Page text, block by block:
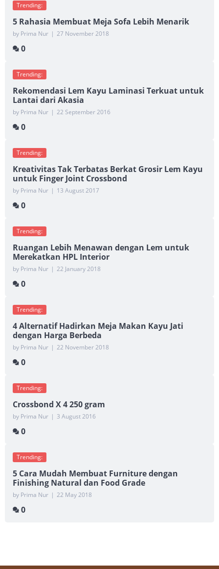
Trending:
5 Rahasia Membuat Meja Sofa Lebih Menarik
by Prima Nur | 27 November 2018
0
Trending:
Rekomendasi Lem Kayu Laminasi Terkuat untuk
Lantai dari Akasia
by Prima Nur | 22 September 2016
0
Trending:
Kreativitas Tak Terbatas Berkat Grosir Lem Kayu
untuk Finger Joint Crossbond
by Prima Nur | 13 August 2017
0
Trending:
Ruangan Lebih Menawan dengan Lem untuk
Merekatkan HPL Interior
by Prima Nur | 22 January 2018
0
Trending:
4 Alternatif Hadirkan Meja Makan Kayu Jati
dengan Harga Berbeda
by Prima Nur | 22 November 2018
0
Trending:
Crossbond X 4 250 gram
by Prima Nur | 3 August 2016
0
Trending:
5 Cara Mudah Membuat Furniture dengan
Finishing Natural dan Food Grade
by Prima Nur | 22 May 2018
0